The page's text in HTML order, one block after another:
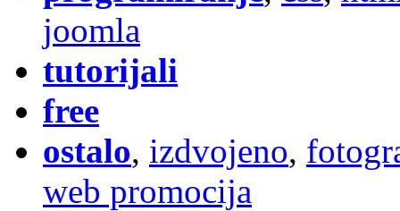
joomla
tutorijali
free
ostalo, izdvojeno,
web promocija